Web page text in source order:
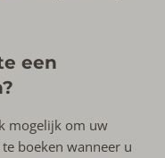
een
mogelijk om uw
boeken wanneer u